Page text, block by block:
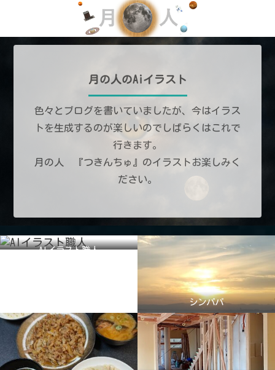
月の人のAiイラスト
色々とブログを書いていましたが、今はイラス
トを生成するのが楽しいのでしばらくはこれで
行きます。
月の人 『つきんちゅ』のイラストお楽しみく
ださい。
AIイラスト職人
シンパパ